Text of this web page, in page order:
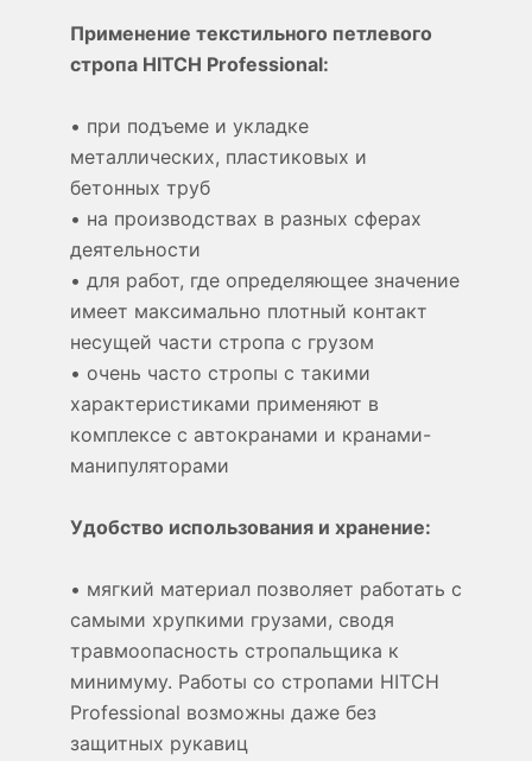
Применение текстильного петлевого
стропа HITCH Professional:
• при подъеме и укладке
металлических, пластиковых и
бетонных труб
• на производствах в разных сферах
деятельности
• для работ, где определяющее значение
имеет максимально плотный контакт
несущей части стропа с грузом
• очень часто стропы с такими
характеристиками применяют в
комплексе с автокранами и кранами-
манипуляторами
Удобство использования и хранение:
• мягкий материал позволяет работать с
самыми хрупкими грузами, сводя
травмоопасность стропальщика к
минимуму. Работы со стропами HITCH
Professional возможны даже без
защитных рукавиц